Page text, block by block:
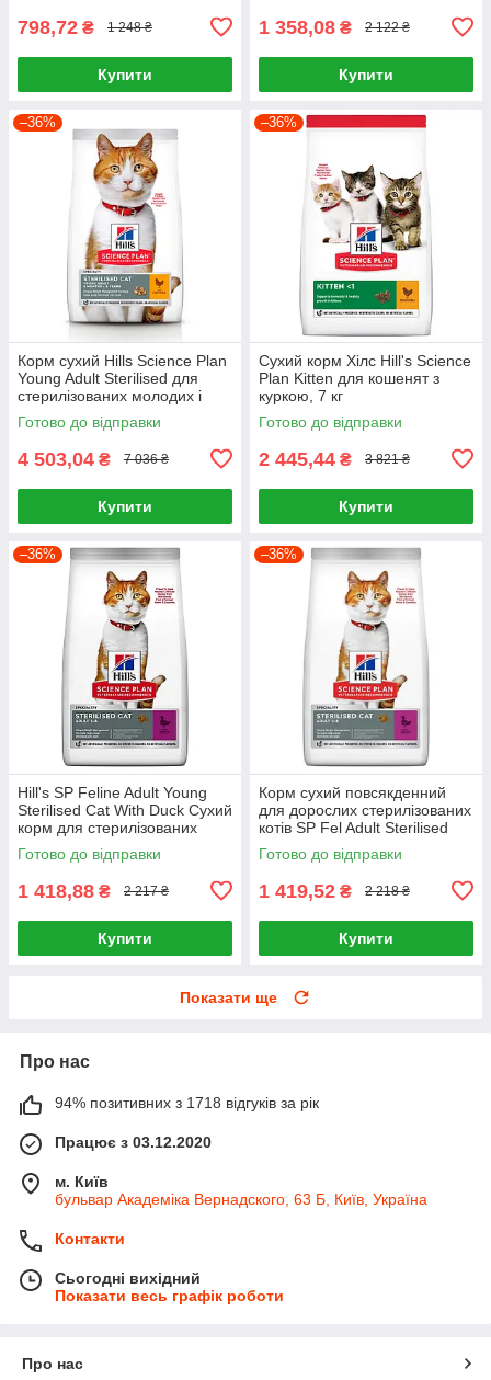
798,72 ₴ 1 248 ₴
Купити
1 358,08 ₴ 2 122 ₴
Купити
–36%
Корм сухий Hills Science Plan
Young Adult Sterilised для
стерилізованих молодих і
дорослих котів з куркою 15 кг
Готово до відправки
4 503,04 ₴ 7 036 ₴
Купити
–36%
Сухий корм Хілс Hill's Science
Plan Kitten для кошенят з
куркою, 7 кг
Готово до відправки
2 445,44 ₴ 3 821 ₴
Купити
–36%
Hill's SP Feline Adult Young
Sterilised Cat With Duck Сухий
корм для стерилізованих
котів 3кг
Готово до відправки
1 418,88 ₴ 2 217 ₴
Купити
–36%
Корм сухий повсякденний
для дорослих стерилізованих
котів SP Fel Adult Sterilised
Cat Duck 3кг, Качка
Готово до відправки
1 419,52 ₴ 2 218 ₴
Купити
Показати ще
Про нас
94% позитивних з 1718 відгуків за рік
Працює з 03.12.2020
м. Київ
бульвар Академіка Вернадского, 63 Б, Київ, Україна
Контакти
Сьогодні вихідний
Показати весь графік роботи
Про нас